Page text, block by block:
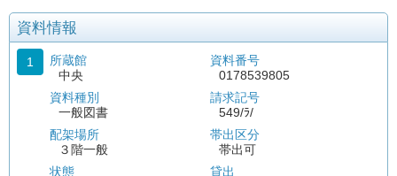
資料情報
1
所蔵館
中央
資料種別
一般図書
配架場所
３階一般
状態
資料番号
0178539805
請求記号
549/ﾗ/
帯出区分
帯出可
貸出